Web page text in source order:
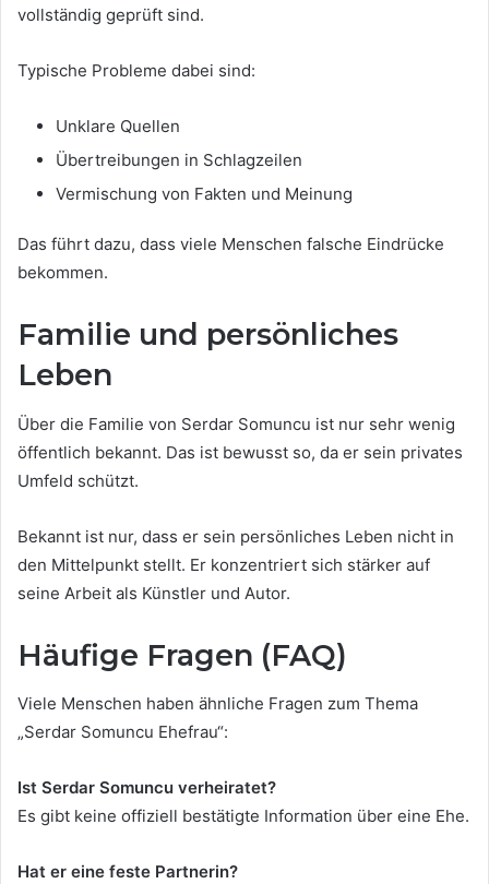
vollständig geprüft sind.
Typische Probleme dabei sind:
Unklare Quellen
Übertreibungen in Schlagzeilen
Vermischung von Fakten und Meinung
Das führt dazu, dass viele Menschen falsche Eindrücke
bekommen.
Familie und persönliches
Leben
Über die Familie von Serdar Somuncu ist nur sehr wenig
öffentlich bekannt. Das ist bewusst so, da er sein privates
Umfeld schützt.
Bekannt ist nur, dass er sein persönliches Leben nicht in
den Mittelpunkt stellt. Er konzentriert sich stärker auf
seine Arbeit als Künstler und Autor.
Häufige Fragen (FAQ)
Viele Menschen haben ähnliche Fragen zum Thema
„Serdar Somuncu Ehefrau“:
Ist Serdar Somuncu verheiratet?
Es gibt keine offiziell bestätigte Information über eine Ehe.
Hat er eine feste Partnerin?